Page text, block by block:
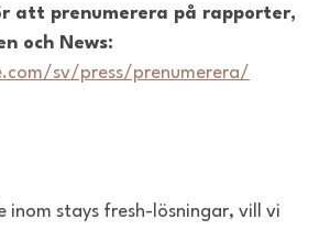
att prenumerera på rapporter,
och News:
sv/press/prenumerera/
inom stays fresh-lösningar, vill vi